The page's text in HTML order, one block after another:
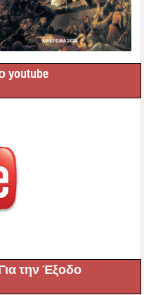
youtube
την Έξοδο